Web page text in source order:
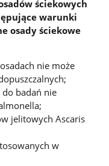
ściekowych
warunki
osady ściekowe
nie może
badań nie
jelitowych Ascaris
w